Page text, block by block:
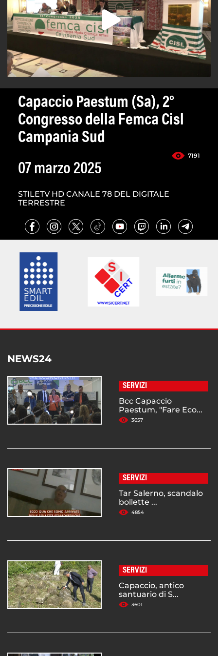
Capaccio Paestum (Sa), 2°
Congresso della Femca Cisl
Campania Sud
7191
07 marzo 2025
STILETV HD CANALE 78 DEL DIGITALE
TERRESTRE
NEWS24
SERVIZI
Bcc Capaccio
Paestum, "Fare Eco...
3657
SERVIZI
Tar Salerno, scandalo
bollette ...
4854
SERVIZI
Capaccio, antico
santuario di S...
3601